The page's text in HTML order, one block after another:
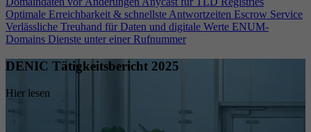
Optimale Erreichbarkeit & schnellste Antwortzeiten Escrow Service
Verlässliche Treuhand für Daten und digitale Werte ENUM-
Domains Dienste unter einer Rufnummer
DENIC Tätigkeitsbericht 2025
Hier lesen